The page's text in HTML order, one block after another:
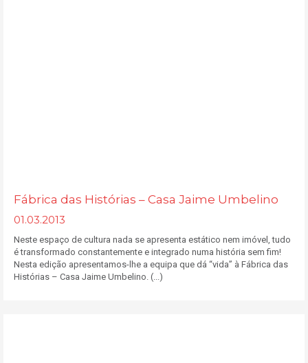
Fábrica das Histórias – Casa Jaime Umbelino
01.03.2013
Neste espaço de cultura nada se apresenta estático nem imóvel, tudo
é transformado constantemente e integrado numa história sem fim!
Nesta edição apresentamos-lhe a equipa que dá “vida” à Fábrica das
Histórias – Casa Jaime Umbelino. (...)